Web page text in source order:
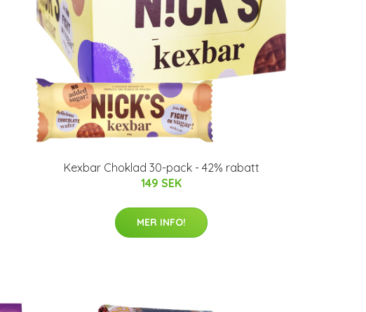
Kexbar Choklad 30-pack - 42% rabatt
149 SEK
MER INFO!